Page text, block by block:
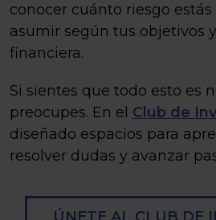
conocer cuánto riesgo
asumir según tus objetivos
financiera.
Si sientes que todo esto es
preocupes. En el Club de
diseñado espacios para
resolver dudas y avanzar